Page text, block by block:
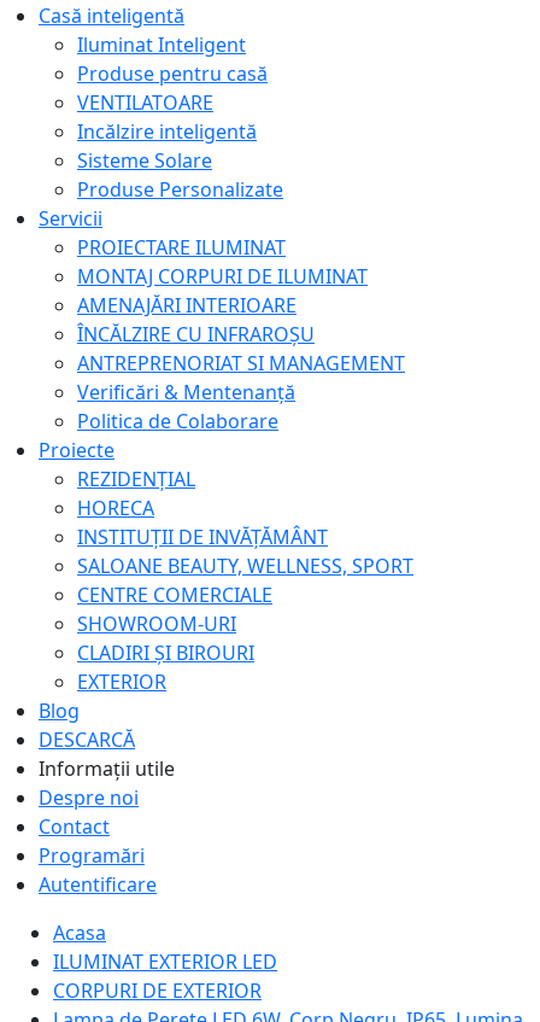
Casă inteligentă
Iluminat Inteligent
Produse pentru casă
VENTILATOARE
Incălzire inteligentă
Sisteme Solare
Produse Personalizate
Servicii
PROIECTARE ILUMINAT
MONTAJ CORPURI DE ILUMINAT
AMENAJĂRI INTERIOARE
ÎNCĂLZIRE CU INFRAROȘU
ANTREPRENORIAT SI MANAGEMENT
Verificări & Mentenanță
Politica de Colaborare
Proiecte
REZIDENȚIAL
HORECA
INSTITUȚII DE INVĂȚĂMÂNT
SALOANE BEAUTY, WELLNESS, SPORT
CENTRE COMERCIALE
SHOWROOM-URI
CLADIRI ȘI BIROURI
EXTERIOR
Blog
DESCARCĂ
Informații utile
Despre noi
Contact
Programări
Autentificare
Acasa
ILUMINAT EXTERIOR LED
CORPURI DE EXTERIOR